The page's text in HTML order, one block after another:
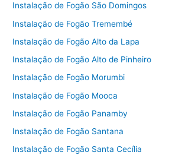
Instalação de Fogão São Domingos
Instalação de Fogão Tremembé
Instalação de Fogão Alto da Lapa
Instalação de Fogão Alto de Pinheiro
Instalação de Fogão Morumbi
Instalação de Fogão Mooca
Instalação de Fogão Panamby
Instalação de Fogão Santana
Instalação de Fogão Santa Cecília